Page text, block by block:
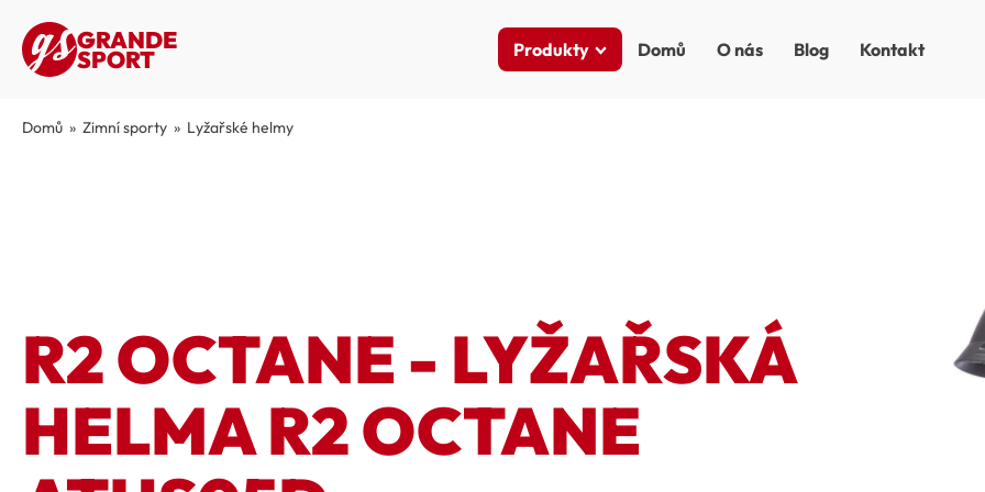
GRANDE
SPORT Produkty Domů O nás Blog Kontakt
Domů » Zimní sporty » Lyžařské helmy
R2 OCTANE - LYŽAŘSKÁ
HELMA R2 OCTANE